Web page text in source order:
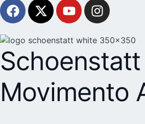
Schoenstatt
Movimento